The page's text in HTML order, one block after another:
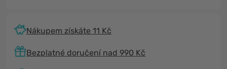
Nákupem získáte 11 Kč
Bezplatné doručení nad 990 Kč